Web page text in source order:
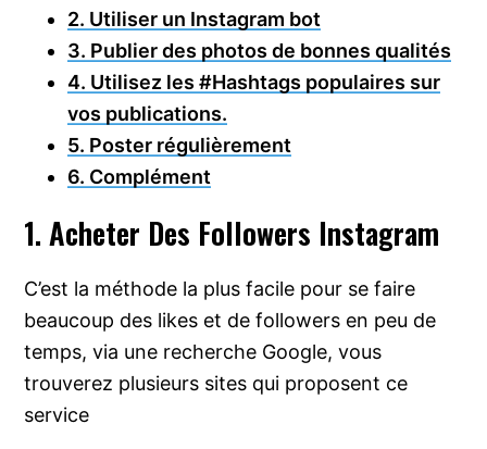
2. Utiliser un Instagram bot
3. Publier des photos de bonnes qualités
4. Utilisez les #Hashtags populaires sur
vos publications.
5. Poster régulièrement
6. Complément
1. Acheter Des Followers Instagram
C’est la méthode la plus facile pour se faire
beaucoup des likes et de followers en peu de
temps, via une recherche Google, vous
trouverez plusieurs sites qui proposent ce
service